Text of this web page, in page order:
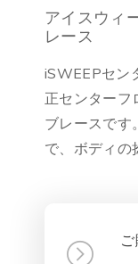
アイスウィ
レース
iSWEEPセン
正センターフ
ブレースです
で、ボディの